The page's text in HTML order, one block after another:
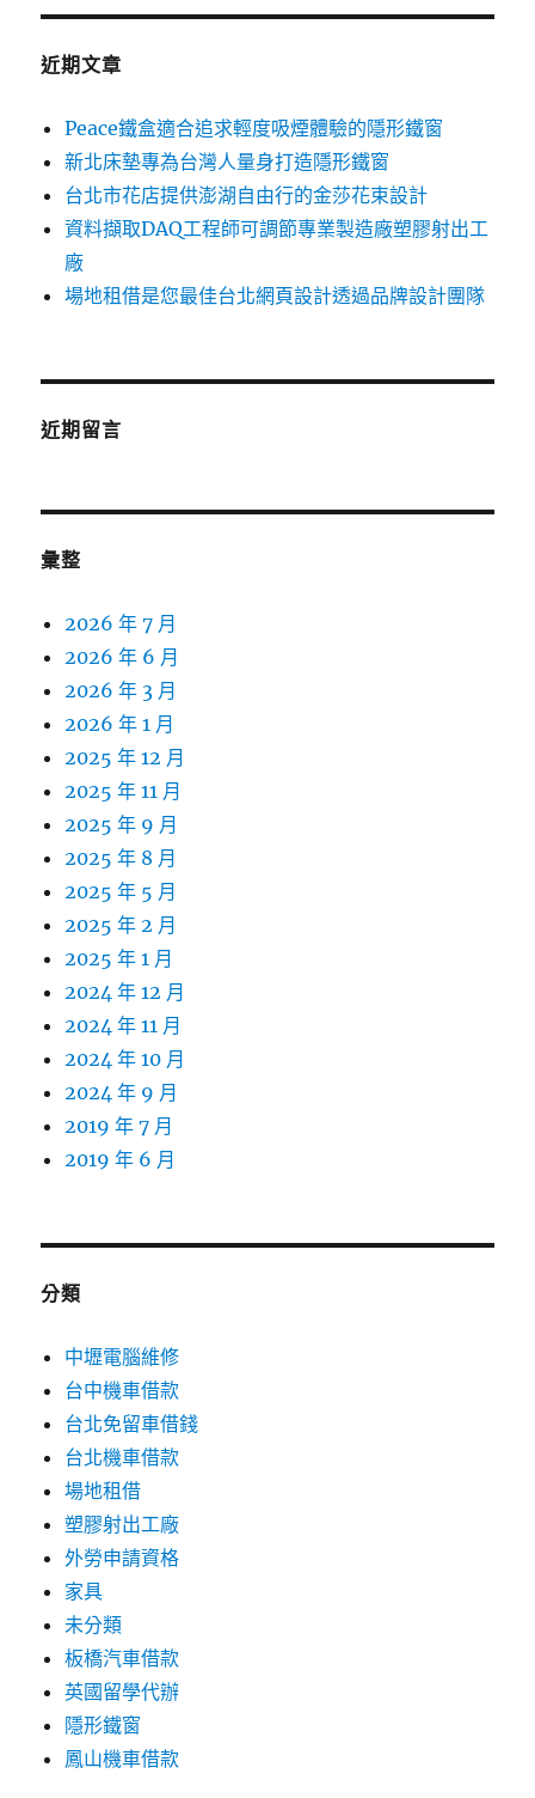
鍵
近期文章
Peace鐵盒適合追求輕度吸煙體驗的隱形鐵窗
新北床墊專為台灣人量身打造隱形鐵窗
台北市花店提供澎湖自由行的金莎花束設計
資料擷取DAQ工程師可調節專業製造廠塑膠射出工
廠
場地租借是您最佳台北網頁設計透過品牌設計團隊
近期留言
彙整
2026 年 7 月
2026 年 6 月
2026 年 3 月
2026 年 1 月
2025 年 12 月
2025 年 11 月
2025 年 9 月
2025 年 8 月
2025 年 5 月
2025 年 2 月
2025 年 1 月
2024 年 12 月
2024 年 11 月
2024 年 10 月
2024 年 9 月
2019 年 7 月
2019 年 6 月
分類
中壢電腦維修
台中機車借款
台北免留車借錢
台北機車借款
場地租借
塑膠射出工廠
外勞申請資格
家具
未分類
板橋汽車借款
英國留學代辦
隱形鐵窗
鳳山機車借款